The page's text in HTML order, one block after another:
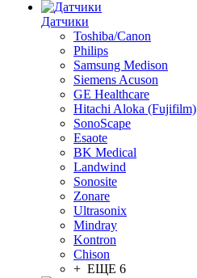
Датчики
Toshiba/Canon
Philips
Samsung Medison
Siemens Acuson
GE Healthcare
Hitachi Aloka (Fujifilm)
SonoScape
Esaote
BK Medical
Landwind
Sonosite
Zonare
Ultrasonix
Mindray
Kontron
Chison
+ ЕЩЕ 6